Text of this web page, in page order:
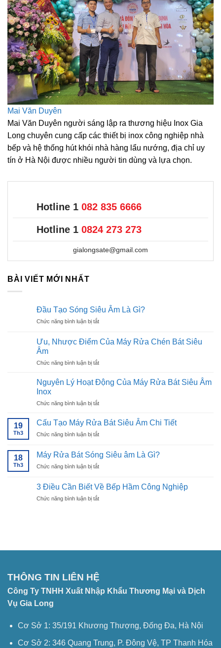
Mai Văn Duyên
Mai Văn Duyên người sáng lập ra thương hiệu Inox Gia
Long chuyên cung cấp các thiết bị inox công nghiệp nhà
bếp và hệ thống hút khói nhà hàng lẩu nướng, địa chỉ uy
tín ở Hà Nội được nhiều người tin dùng và lựa chọn.
Hotline 1 082 835 6666
Hotline 1 0824 273 273
gialongsate@gmail.com
BÀI VIẾT MỚI NHẤT
Đầu Tạo Sóng Siêu Âm Là Gì?
Chức năng bình luận bị tắtở
Tạo
Sóng
Âm
Gì?
Ưu, Nhược Điểm Của Máy Rửa Chén Bát Siêu
Âm
Chức năng bình luận bị tắtở
Nhược
Điểm
Máy
Chén
Siêu
Nguyên Lý Hoạt Động Của Máy Rửa Bát Siêu Âm
Inox
Chức năng bình luận bị tắtở
Lý
Động
Máy
Bát
Âm
19
Th3
Cấu Tạo Máy Rửa Bát Siêu Âm Chi Tiết
Chức năng bình luận bị tắtở
Tạo
Máy
Rửa
Siêu
Chi
18
Th3
Máy Rửa Bát Sóng Siêu âm Là Gì?
Chức năng bình luận bị tắtở
Rửa
Bát
Sóng
3 Điều Cần Biết Về Bếp Hầm Công Nghiệp
Chức năng bình luận bị tắtở
Nghiệp
THÔNG TIN LIÊN HỆ
Công Ty TNHH Xuất Nhập Khẩu Thương Mại và Dịch
Vụ Gia Long
Cơ Sở 1: 35/191 Khương Thượng, Đống Đa, Hà Nội
Cơ Sở 2: 346 Quang Trung, P. Đông Vệ, TP Thanh Hóa